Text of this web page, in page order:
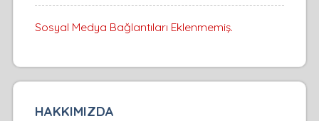
Sosyal Medya Bağlantıları Eklenmemiş.
HAKKIMIZDA